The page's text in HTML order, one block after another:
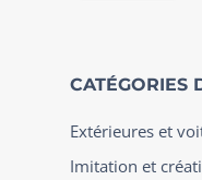
CATÉGORIES
Extérieures et
Imitation et